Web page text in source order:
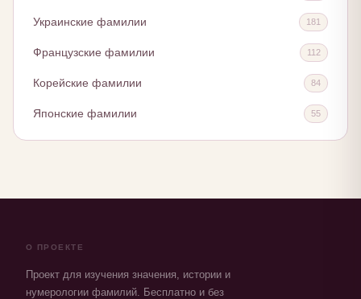
Украинские фамилии 181
Французские фамилии 112
Корейские фамилии 84
Японские фамилии 55
О ПРОЕКТЕ
Проект для изучения значения, истории и
нумерологии фамилий. Бесплатно и без